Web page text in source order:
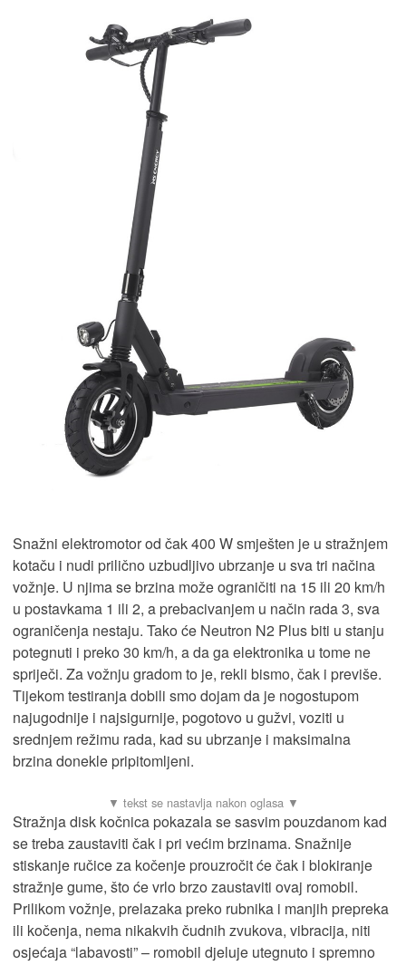
Snažni elektromotor od čak 400 W smješten je u stražnjem
kotaču i nudi prilično uzbudljivo ubrzanje u sva tri načina
vožnje. U njima se brzina može ograničiti na 15 ili 20 km/h
u postavkama 1 ili 2, a prebacivanjem u način rada 3, sva
ograničenja nestaju. Tako će Neutron N2 Plus biti u stanju
potegnuti i preko 30 km/h, a da ga elektronika u tome ne
spriječi. Za vožnju gradom to je, rekli bismo, čak i previše.
Tijekom testiranja dobili smo dojam da je nogostupom
najugodnije i najsigurnije, pogotovo u gužvi, voziti u
srednjem režimu rada, kad su ubrzanje i maksimalna
brzina donekle pripitomljeni.
Stražnja disk kočnica pokazala se sasvim pouzdanom kad
se treba zaustaviti čak i pri većim brzinama. Snažnije
stiskanje ručice za kočenje prouzročit će čak i blokiranje
stražnje gume, što će vrlo brzo zaustaviti ovaj romobil.
Prilikom vožnje, prelazaka preko rubnika i manjih prepreka
ili kočenja, nema nikakvih čudnih zvukova, vibracija, niti
osjećaja “labavosti” – romobil djeluje utegnuto i spremno